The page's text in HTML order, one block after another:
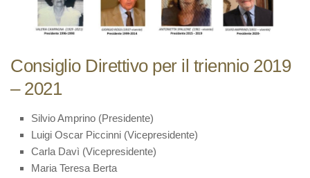
Consiglio Direttivo per il triennio 2019
– 2021
Silvio Amprino (Presidente)
Luigi Oscar Piccinni (Vicepresidente)
Carla Davì (Vicepresidente)
Maria Teresa Berta